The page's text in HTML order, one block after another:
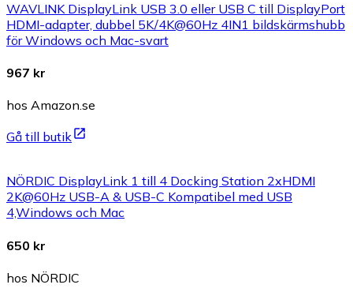
WAVLINK DisplayLink USB 3.0 eller USB C till DisplayPort
HDMI-adapter, dubbel 5K/4K@60Hz 4IN1 bildskärmshubb
för Windows och Mac-svart
967 kr
hos Amazon.se
Gå till butik
NÖRDIC DisplayLink 1 till 4 Docking Station 2xHDMI
2K@60Hz USB-A & USB-C Kompatibel med USB
4,Windows och Mac
650 kr
hos NÖRDIC